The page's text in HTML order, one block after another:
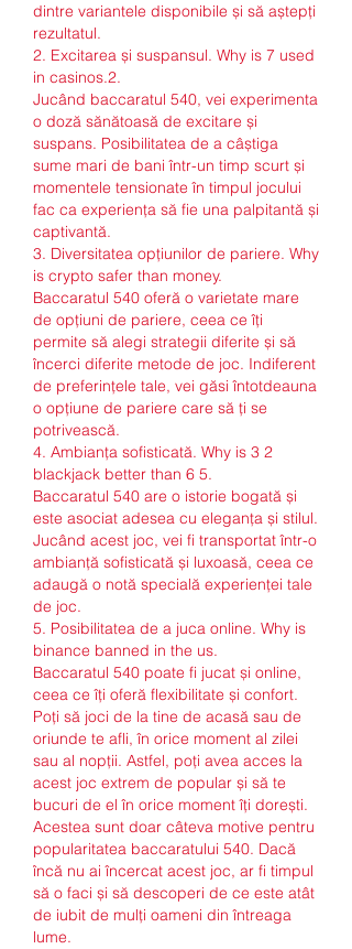
dintre variantele disponibile și să aștepți
rezultatul.
2. Excitarea și suspansul. Why is 7 used
in casinos.2.
Jucând baccaratul 540, vei experimenta
o doză sănătoasă de excitare și
suspans. Posibilitatea de a câștiga
sume mari de bani într-un timp scurt și
momentele tensionate în timpul jocului
fac ca experiența să fie una palpitantă și
captivantă.
3. Diversitatea opțiunilor de pariere. Why
is crypto safer than money.
Baccaratul 540 oferă o varietate mare
de opțiuni de pariere, ceea ce îți
permite să alegi strategii diferite și să
încerci diferite metode de joc. Indiferent
de preferințele tale, vei găsi întotdeauna
o opțiune de pariere care să ți se
potrivească.
4. Ambianța sofisticată. Why is 3 2
blackjack better than 6 5.
Baccaratul 540 are o istorie bogată și
este asociat adesea cu eleganța și stilul.
Jucând acest joc, vei fi transportat într-o
ambianță sofisticată și luxoasă, ceea ce
adaugă o notă specială experienței tale
de joc.
5. Posibilitatea de a juca online. Why is
binance banned in the us.
Baccaratul 540 poate fi jucat și online,
ceea ce îți oferă flexibilitate și confort.
Poți să joci de la tine de acasă sau de
oriunde te afli, în orice moment al zilei
sau al nopții. Astfel, poți avea acces la
acest joc extrem de popular și să te
bucuri de el în orice moment îți dorești.
Acestea sunt doar câteva motive pentru
popularitatea baccaratului 540. Dacă
încă nu ai încercat acest joc, ar fi timpul
să o faci și să descoperi de ce este atât
de iubit de mulți oameni din întreaga
lume.